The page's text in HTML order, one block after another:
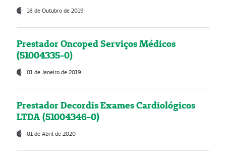
18 de Outubro de 2019
Prestador Oncoped Serviços Médicos
(51004335-0)
01 de Janeiro de 2019
Prestador Decordis Exames Cardiológicos
LTDA (51004346-0)
01 de Abril de 2020